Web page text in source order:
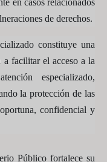
en casos relacionados
de derechos.
constituye una
facilitar el acceso a la
especializado,
la protección de las
confidencial y
Público fortalece su